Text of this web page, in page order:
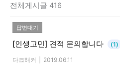
전체게시글 416
답변대기
[인생고민] 견적 문의합니다 (1)
다크해커 2019.06.11